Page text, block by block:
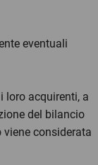
eventuali
loro acquirenti, a
del bilancio
considerata